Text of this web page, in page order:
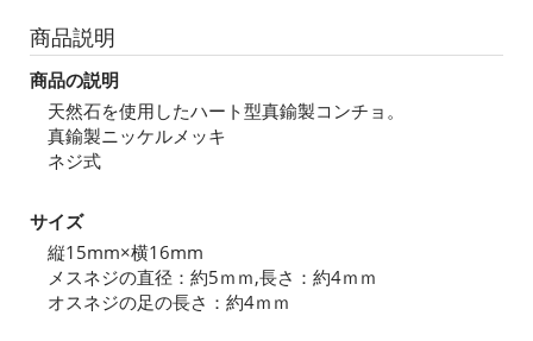
商品説明
商品の説明
天然石を使用したハート型真鍮製コンチョ。
真鍮製ニッケルメッキ
ネジ式
サイズ
縦15mm×横16mm
メスネジの直径：約5ｍｍ,長さ：約4ｍｍ
オスネジの足の長さ：約4ｍｍ